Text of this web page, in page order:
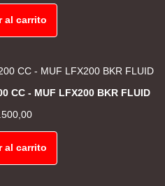
al carrito
CC - MUF LFX200 BKR FLUID
al carrito